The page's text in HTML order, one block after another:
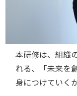
本研修は、組織
れる、「未来を
身につけていく